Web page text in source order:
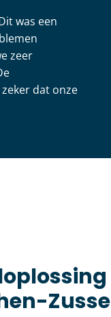
was een
zeer
dat onze